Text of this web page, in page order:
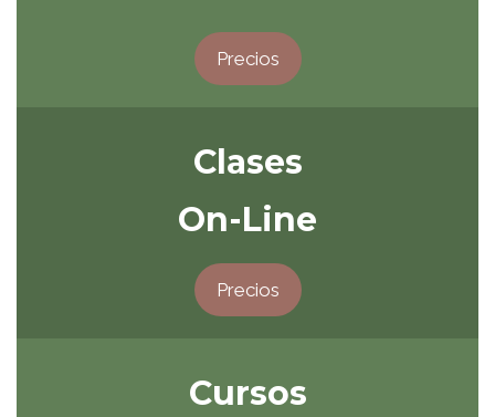
Precios
Clases
On-Line
Precios
Cursos